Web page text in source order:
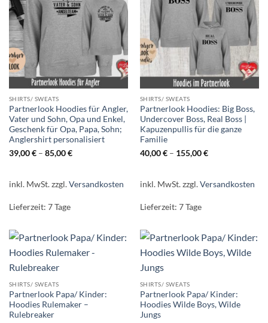
SHIRTS/ SWEATS
Partnerlook Hoodies für Angler,
Vater und Sohn, Opa und Enkel,
Geschenk für Opa, Papa, Sohn;
Anglershirt personalisiert
39,00€– 85,00€
inkl. MwSt.zzgl.Versandkosten
Lieferzeit: 7 Tage
SHIRTS/ SWEATS
Partnerlook Hoodies: Big Boss,
Undercover Boss, Real Boss |
Kapuzenpullis für die ganze
Familie
40,00€– 155,00€
inkl. MwSt.zzgl.Versandkosten
Lieferzeit: 7 Tage
SHIRTS/ SWEATS
Partnerlook Papa/ Kinder:
Hoodies Rulemaker –
Rulebreaker
SHIRTS/ SWEATS
Partnerlook Papa/ Kinder:
Hoodies Wilde Boys, Wilde
Jungs